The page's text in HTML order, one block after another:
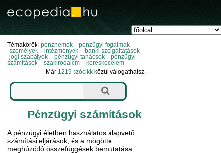
Témakörök: pénznemek
pénzügyi fogalmak
személyek
intézmények
banki szolgáltatások
jogi szabályok
pénzügyi tanácsok
pénzügyi
számítások
szakirodalom
kereskedelem
Már 1219 szócikk közül válogathatsz.
Pénzügyi számítások
A pénzügyi életben használatos alapvető
számítási eljárások, és a mögötte
meghúzódó összefüggések bemutatása.